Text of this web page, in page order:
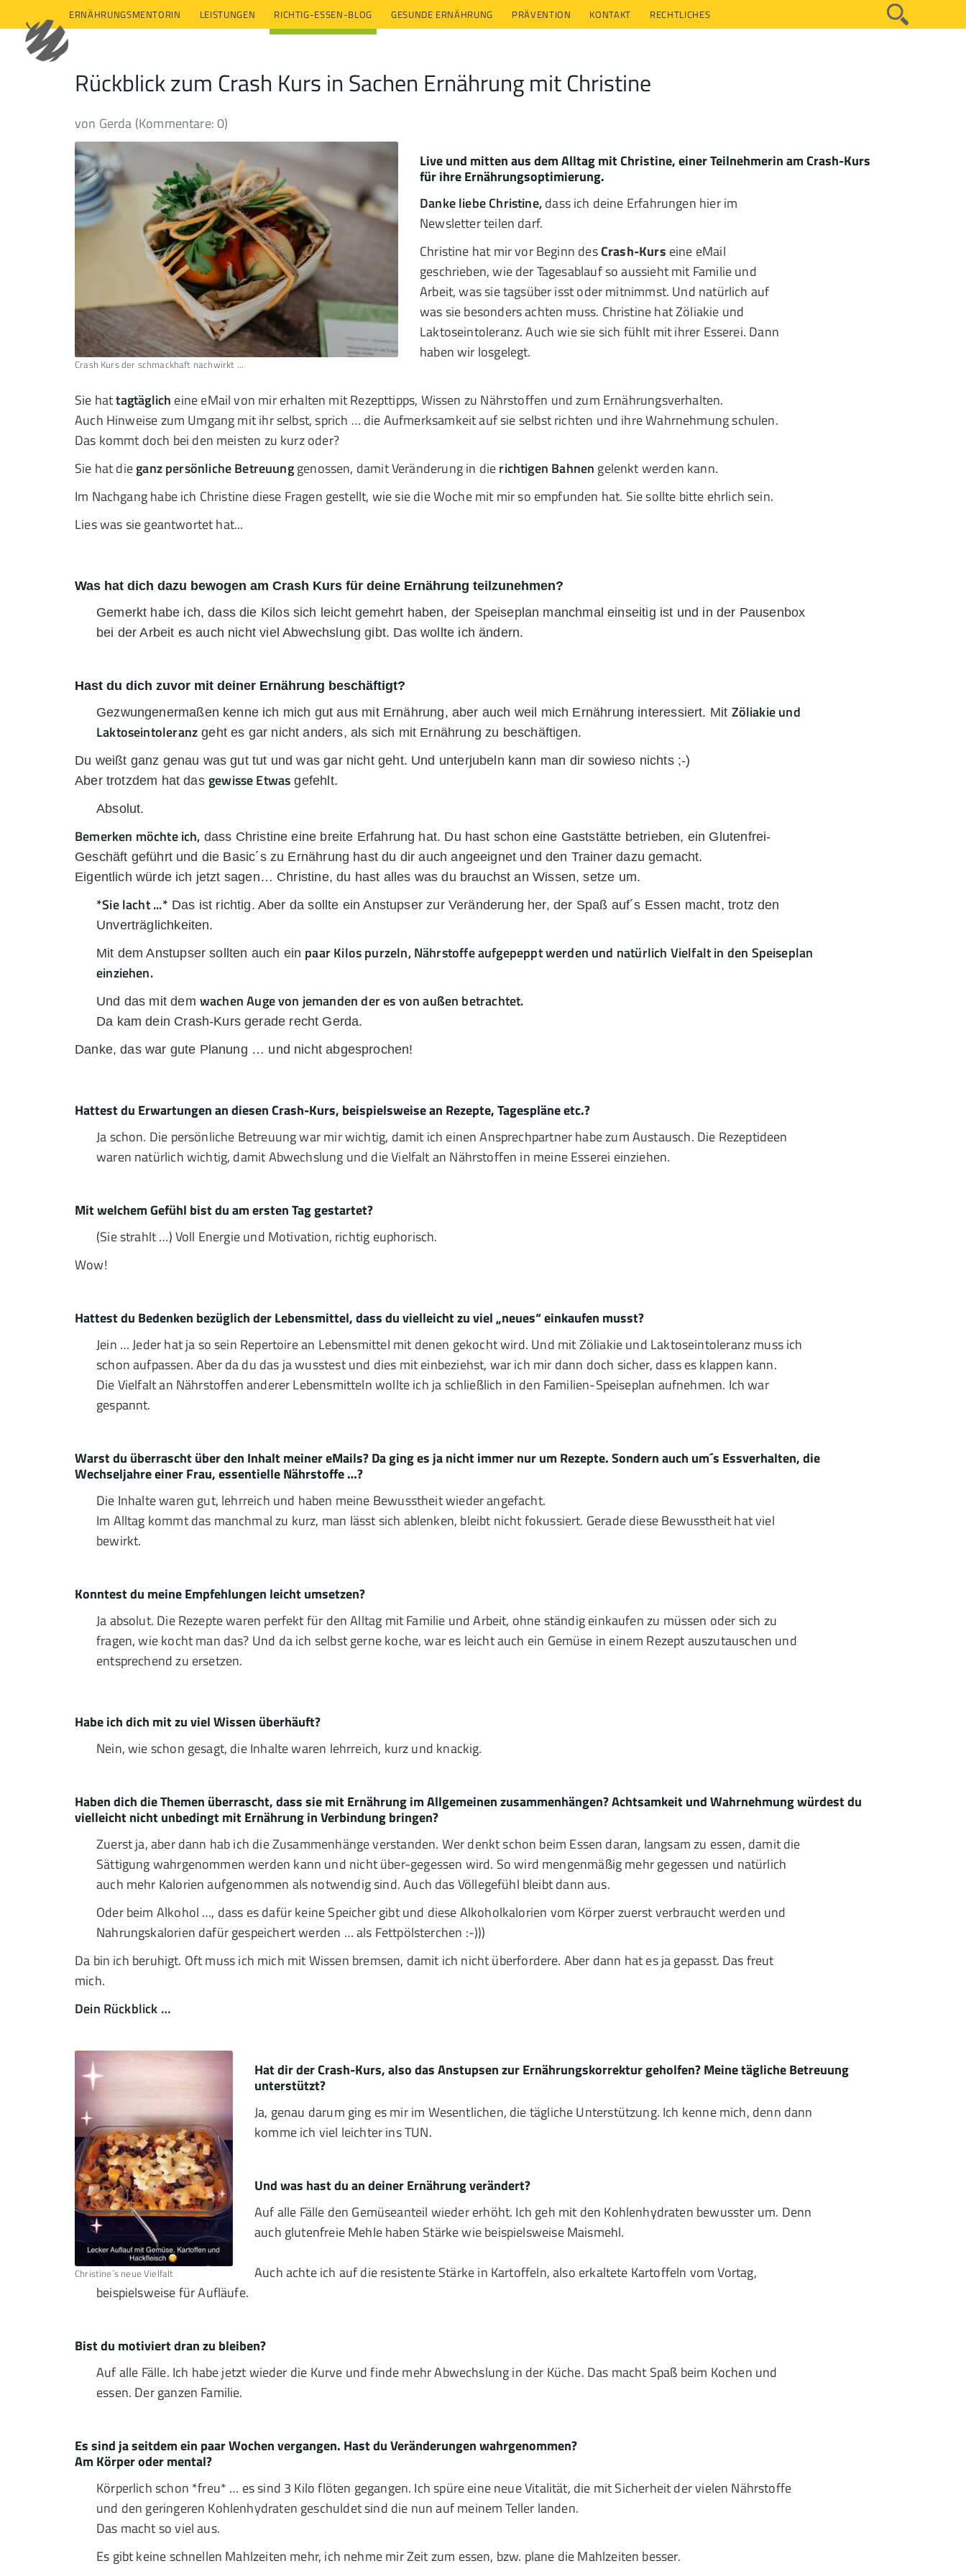
ERNÄHRUNGSMENTORIN LEISTUNGEN RICHTIG-ESSEN-BLOG GESUNDE ERNÄHRUNG PRÄVENTION KONTAKT RECHTLICHES
Rückblick zum Crash Kurs in Sachen Ernährung mit Christine
von Gerda (Kommentare: 0)
Crash Kurs der schmackhaft nachwirkt ...
Live und mitten aus dem Alltag mit Christine, einer Teilnehmerin am Crash-Kurs
für ihre Ernährungsoptimierung.
Danke liebe Christine,dass ich deine Erfahrungen hier im
Newsletter teilen darf.
Christine hat mir vor Beginn desCrash-Kurs eine eMail
geschrieben, wie der Tagesablauf so aussieht mit Familie und
Arbeit, was sie tagsüber isst oder mitnimmst. Und natürlich auf
was sie besonders achten muss. Christine hat Zöliakie und
Laktoseintoleranz. Auch wie sie sich fühlt mit ihrer Esserei. Dann
haben wir losgelegt.
Sie hattagtäglich eine eMail von mir erhalten mit Rezepttipps, Wissen zu Nährstoffen und zum Ernährungsverhalten.
Auch Hinweise zum Umgang mit ihr selbst, sprich … die Aufmerksamkeit auf sie selbst richten und ihre Wahrnehmung schulen.
Das kommt doch bei den meisten zu kurz oder?
Sie hat dieganz persönliche Betreuunggenossen, damit Veränderung in dierichtigen Bahnen gelenkt werden kann.
Im Nachgang habe ich Christine diese Fragen gestellt, wie sie die Woche mit mir so empfunden hat. Sie sollte bitte ehrlich sein.
Lies was sie geantwortet hat...
Was hat dich dazu bewogen am Crash Kurs für deine Ernährung teilzunehmen?
Gemerkt habe ich, dass die Kilos sich leicht gemehrt haben, der Speiseplan manchmal einseitig ist und in der Pausenbox
bei der Arbeit es auch nicht viel Abwechslung gibt. Das wollte ich ändern.
Hast du dich zuvor mit deiner Ernährung beschäftigt?
Gezwungenermaßen kenne ich mich gut aus mit Ernährung, aber auch weil mich Ernährung interessiert. Mit Zöliakie und
Laktoseintoleranz geht es gar nicht anders, als sich mit Ernährung zu beschäftigen.
Du weißt ganz genau was gut tut und was gar nicht geht. Und unterjubeln kann man dir sowieso nichts ;-)
Aber trotzdem hat das gewisse Etwas gefehlt.
Absolut.
Bemerken möchte ich, dass Christine eine breite Erfahrung hat. Du hast schon eine Gaststätte betrieben, ein Glutenfrei-
Geschäft geführt und die Basic´s zu Ernährung hast du dir auch angeeignet und den Trainer dazu gemacht.
Eigentlich würde ich jetzt sagen… Christine, du hast alles was du brauchst an Wissen, setze um.
*Sie lacht ...* Das ist richtig. Aber da sollte ein Anstupser zur Veränderung her, der Spaß auf´s Essen macht, trotz den
Unverträglichkeiten.
Mit dem Anstupser sollten auch ein paar Kilos purzeln, Nährstoffe aufgepeppt werden und natürlich Vielfalt in den Speiseplan
einziehen.
Und das mit dem wachen Auge von jemanden der es von außen betrachtet.
Da kam dein Crash-Kurs gerade recht Gerda.
Danke, das war gute Planung … und nicht abgesprochen!
Hattest du Erwartungen an diesen Crash-Kurs, beispielsweise an Rezepte, Tagespläne etc.?
Ja schon. Die persönliche Betreuung war mir wichtig, damit ich einen Ansprechpartner habe zum Austausch. Die Rezeptideen
waren natürlich wichtig, damit Abwechslung und die Vielfalt an Nährstoffen in meine Esserei einziehen.
Mit welchem Gefühl bist du am ersten Tag gestartet?
(Sie strahlt …) Voll Energie und Motivation, richtig euphorisch.
Wow!
Hattest du Bedenken bezüglich der Lebensmittel, dass du vielleicht zu viel „neues“ einkaufen musst?
Jein … Jeder hat ja so sein Repertoire an Lebensmittel mit denen gekocht wird. Und mit Zöliakie und Laktoseintoleranz muss ich
schon aufpassen. Aber da du das ja wusstest und dies mit einbeziehst, war ich mir dann doch sicher, dass es klappen kann.
Die Vielfalt an Nährstoffen anderer Lebensmitteln wollte ich ja schließlich in den Familien-Speiseplan aufnehmen. Ich war
gespannt.
Warst du überrascht über den Inhalt meiner eMails? Da ging es ja nicht immer nur um Rezepte. Sondern auch um´s Essverhalten, die
Wechseljahre einer Frau, essentielle Nährstoffe …?
Die Inhalte waren gut, lehrreich und haben meine Bewusstheit wieder angefacht.
Im Alltag kommt das manchmal zu kurz, man lässt sich ablenken, bleibt nicht fokussiert. Gerade diese Bewusstheit hat viel
bewirkt.
Konntest du meine Empfehlungen leicht umsetzen?
Ja absolut. Die Rezepte waren perfekt für den Alltag mit Familie und Arbeit, ohne ständig einkaufen zu müssen oder sich zu
fragen, wie kocht man das? Und da ich selbst gerne koche, war es leicht auch ein Gemüse in einem Rezept auszutauschen und
entsprechend zu ersetzen.
Habe ich dich mit zu viel Wissen überhäuft?
Nein, wie schon gesagt, die Inhalte waren lehrreich, kurz und knackig.
Haben dich die Themen überrascht, dass sie mit Ernährung im Allgemeinen zusammenhängen? Achtsamkeit und Wahrnehmung würdest du
vielleicht nicht unbedingt mit Ernährung in Verbindung bringen?
Zuerst ja, aber dann hab ich die Zusammenhänge verstanden. Wer denkt schon beim Essen daran, langsam zu essen, damit die
Sättigung wahrgenommen werden kann und nicht über-gegessen wird. So wird mengenmäßig mehr gegessen und natürlich
auch mehr Kalorien aufgenommen als notwendig sind. Auch das Völlegefühl bleibt dann aus.
Oder beim Alkohol …, dass es dafür keine Speicher gibt und diese Alkoholkalorien vom Körper zuerst verbraucht werden und
Nahrungskalorien dafür gespeichert werden … als Fettpölsterchen :-)))
Da bin ich beruhigt. Oft muss ich mich mit Wissen bremsen, damit ich nicht überfordere. Aber dann hat es ja gepasst. Das freut
mich.
Dein Rückblick …
Christine´s neue Vielfalt
Hat dir der Crash-Kurs, also das Anstupsen zur Ernährungskorrektur geholfen? Meine tägliche Betreuung
unterstützt?
Ja, genau darum ging es mir im Wesentlichen, die tägliche Unterstützung. Ich kenne mich, denn dann
komme ich viel leichter ins TUN.
Und was hast du an deiner Ernährung verändert?
Auf alle Fälle den Gemüseanteil wieder erhöht. Ich geh mit den Kohlenhydraten bewusster um. Denn
auch glutenfreie Mehle haben Stärke wie beispielsweise Maismehl.
Auch achte ich auf die resistente Stärke in Kartoffeln, also erkaltete Kartoffeln vom Vortag,
beispielsweise für Aufläufe.
Bist du motiviert dran zu bleiben?
Auf alle Fälle. Ich habe jetzt wieder die Kurve und finde mehr Abwechslung in der Küche. Das macht Spaß beim Kochen und
essen. Der ganzen Familie.
Es sind ja seitdem ein paar Wochen vergangen. Hast du Veränderungen wahrgenommen?
Am Körper oder mental?
Körperlich schon *freu* … es sind 3 Kilo flöten gegangen. Ich spüre eine neue Vitalität, die mit Sicherheit der vielen Nährstoffe
und den geringeren Kohlenhydraten geschuldet sind die nun auf meinem Teller landen.
Das macht so viel aus.
Es gibt keine schnellen Mahlzeiten mehr, ich nehme mir Zeit zum essen, bzw. plane die Mahlzeiten besser.